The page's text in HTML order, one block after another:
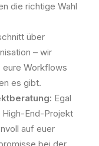
die richtige Wahl
über
– wir
eure Workflows
es gibt.
Egal
End-Projekt
auf euer